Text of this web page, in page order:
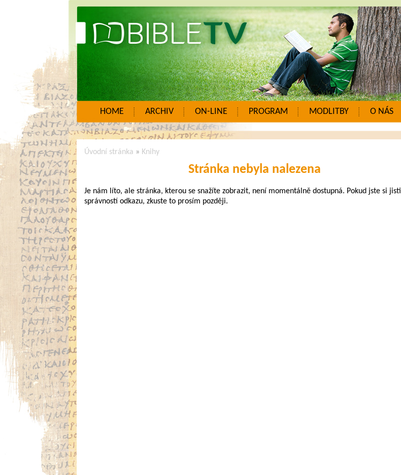
HOME ARCHIV ON-LINE PROGRAM MODLITBY O NÁS
Úvodní stránka » Knihy
Stránka nebyla nalezena
Je nám líto, ale stránka, kterou se snažíte zobrazit, není momentálně dostupná. Pokud jste si jisti
správností odkazu, zkuste to prosím později.